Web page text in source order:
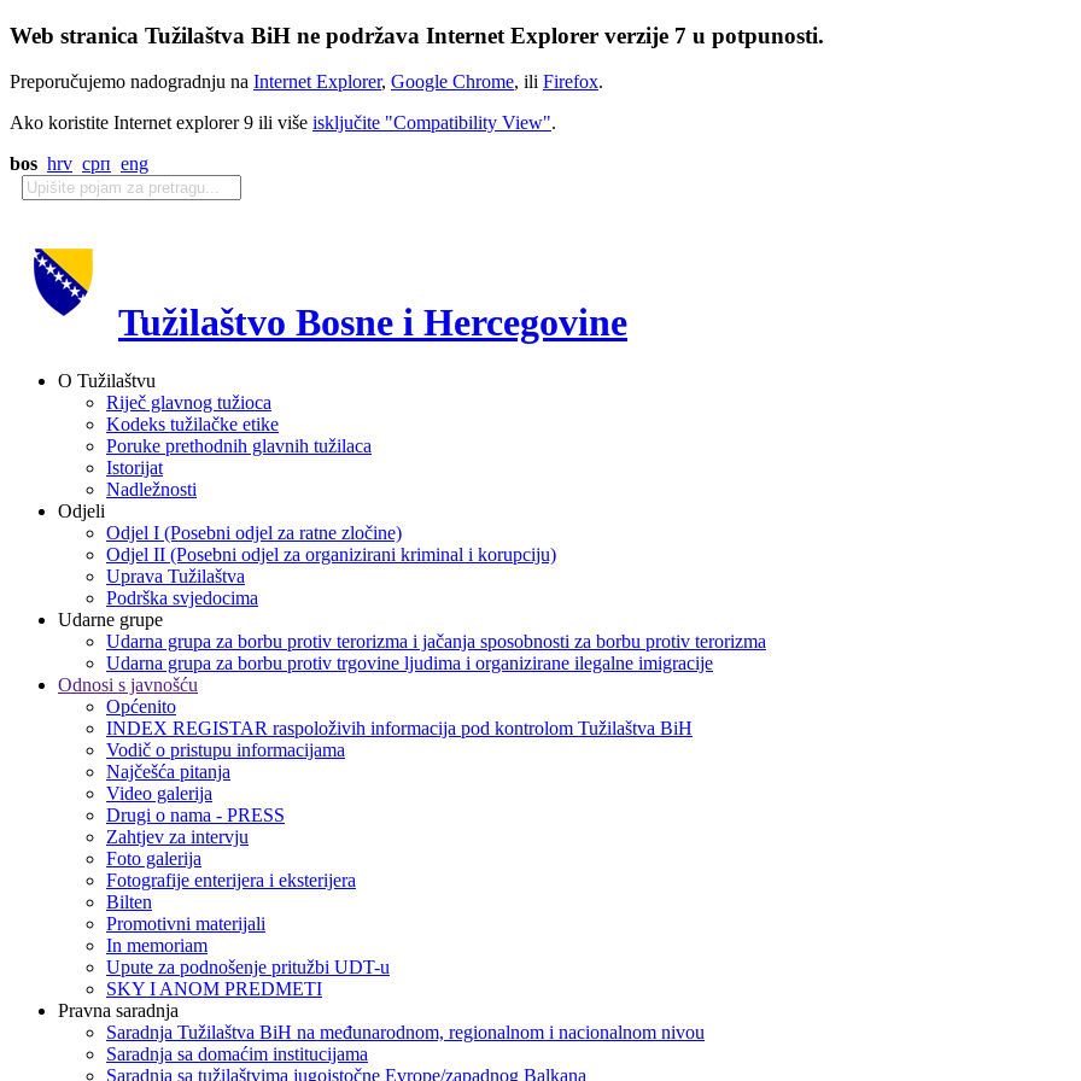
Web stranica Tužilaštva BiH ne podržava Internet Explorer verzije 7 u potpunosti.
Preporučujemo nadogradnju na Internet Explorer, Google Chrome, ili Firefox.
Ako koristite Internet explorer 9 ili više isključite "Compatibility View".
bos hrv срп eng
Tužilaštvo Bosne i Hercegovine
O Tužilaštvu
Riječ glavnog tužioca
Kodeks tužilačke etike
Poruke prethodnih glavnih tužilaca
Istorijat
Nadležnosti
Odjeli
Odjel I (Posebni odjel za ratne zločine)
Odjel II (Posebni odjel za organizirani kriminal i korupciju)
Uprava Tužilaštva
Podrška svjedocima
Udarne grupe
Udarna grupa za borbu protiv terorizma i jačanja sposobnosti za borbu protiv terorizma
Udarna grupa za borbu protiv trgovine ljudima i organizirane ilegalne imigracije
Odnosi s javnošću
Općenito
INDEX REGISTAR raspoloživih informacija pod kontrolom Tužilaštva BiH
Vodič o pristupu informacijama
Najčešća pitanja
Video galerija
Drugi o nama - PRESS
Zahtjev za intervju
Foto galerija
Fotografije enterijera i eksterijera
Bilten
Promotivni materijali
In memoriam
Upute za podnošenje pritužbi UDT-u
SKY I ANOM PREDMETI
Pravna saradnja
Saradnja Tužilaštva BiH na međunarodnom, regionalnom i nacionalnom nivou
Saradnja sa domaćim institucijama
Saradnja sa tužilaštvima jugoistočne Evrope/zapadnog Balkana